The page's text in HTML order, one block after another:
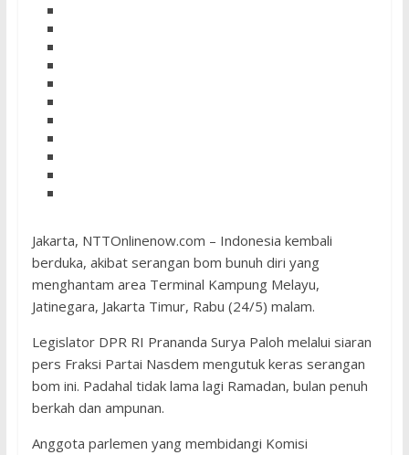
Jakarta, NTTOnlinenow.com – Indonesia kembali
berduka, akibat serangan bom bunuh diri yang
menghantam area Terminal Kampung Melayu,
Jatinegara, Jakarta Timur, Rabu (24/5) malam.
Legislator DPR RI Prananda Surya Paloh melalui siaran
pers Fraksi Partai Nasdem mengutuk keras serangan
bom ini. Padahal tidak lama lagi Ramadan, bulan penuh
berkah dan ampunan.
Anggota parlemen yang membidangi Komisi